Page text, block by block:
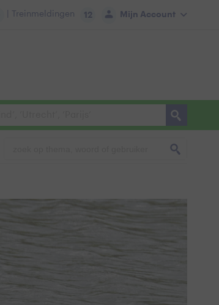
Mijn Account
| Treinmeldingen 12